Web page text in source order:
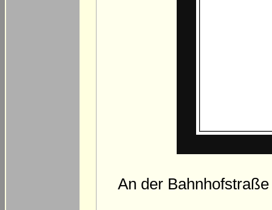
An der